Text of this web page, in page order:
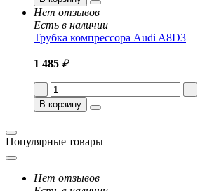
Нет отзывов
Есть в наличии
Трубка компрессора Audi A8D3
1 485 ₽
В корзину
Популярные товары
Нет отзывов